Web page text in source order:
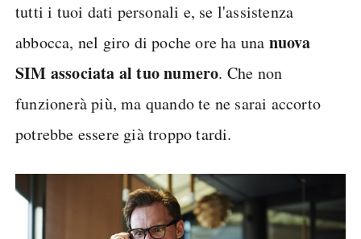
tutti i tuoi dati personali e, se l'assistenza
abbocca, nel giro di poche ore ha una nuova
SIM associata al tuo numero. Che non
funzionerà più, ma quando te ne sarai accorto
potrebbe essere già troppo tardi.